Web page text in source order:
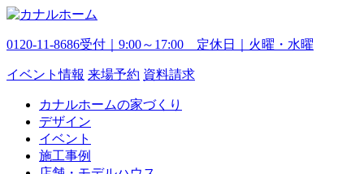
0120-11-8686受付｜9:00～17:00 定休日｜火曜・水曜
イベント情報 来場予約 資料請求
カナルホームの家づくり
デザイン
イベント
施工事例